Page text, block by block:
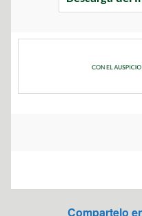
Compartelo